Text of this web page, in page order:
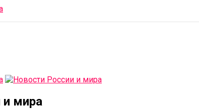
и мира